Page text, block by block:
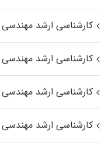
کارشناسی ارشد
کارشناسی ارشد مهندسی
کارشناسی ارشد
کارشناسی ارشد